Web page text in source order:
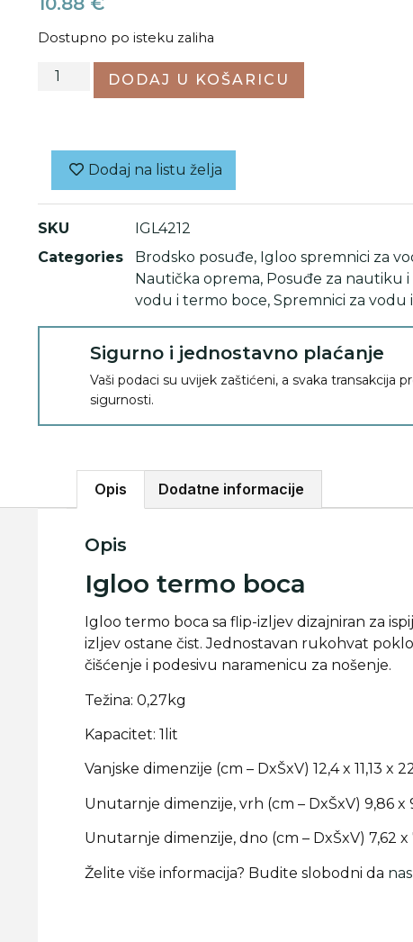
Dostupno po isteku zaliha
DODAJ U KOŠARICU
Dodaj na listu želja
SKU
IGL4212
Categories
Brodsko posuđe, Igloo spremnici za
Nautička oprema, Posuđe za nautiku
vodu i termo boce, Spremnici za vodu
Sigurno i jednostavno plaćanje
Vaši podaci su uvijek zaštićeni, a svaka transakcija
sigurnosti.
Opis Dodatne informacije
Opis
Igloo termo boca
Igloo termo boca sa flip-izljev dizajniran za
izljev ostane čist. Jednostavan rukohvat
čišćenje i podesivu naramenicu za nošenje.
Težina: 0,27kg
Kapacitet: 1lit
Vanjske dimenzije (cm – DxŠxV) 12,4 x 11,13 x
Unutarnje dimenzije, vrh (cm – DxŠxV) 9,86 x
Unutarnje dimenzije, dno (cm – DxŠxV) 7,62 x
Želite više informacija? Budite slobodni da